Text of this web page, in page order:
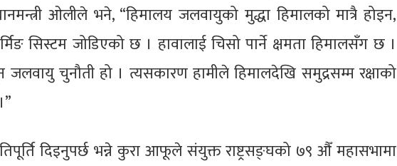
ओलीले भने, “हिमालय जलवायुको मुद्धा हिमालको मात्रै होइन,
सिस्टम जोडिएको छ । हावालाई चिसो पार्ने क्षमता हिमालसँग छ ।
जलवायु चुनौती हो । त्यसकारण हामीले हिमालदेखि समुद्रसम्म रक्षाको
दिइनुपर्छ भन्ने कुरा आफूले संयुक्त राष्ट्रसङ्घको ७९ औँ महासभामा